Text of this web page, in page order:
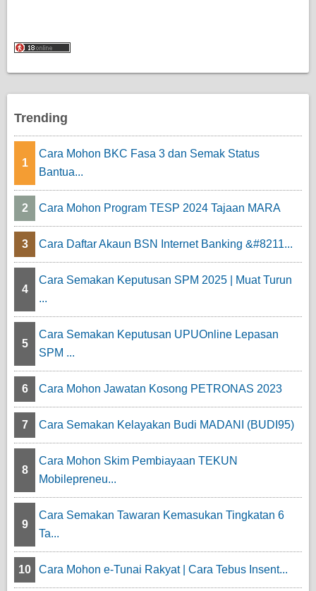
Trending
1
Cara Mohon BKC Fasa 3 dan Semak Status
Bantua...
2 Cara Mohon Program TESP 2024 Tajaan MARA
3 Cara Daftar Akaun BSN Internet Banking &#8211...
4
Cara Semakan Keputusan SPM 2025 | Muat Turun
...
5
Cara Semakan Keputusan UPUOnline Lepasan
SPM ...
6 Cara Mohon Jawatan Kosong PETRONAS 2023
7 Cara Semakan Kelayakan Budi MADANI (BUDI95)
8
Cara Mohon Skim Pembiayaan TEKUN
Mobilepreneu...
9
Cara Semakan Tawaran Kemasukan Tingkatan 6
Ta...
10 Cara Mohon e-Tunai Rakyat | Cara Tebus Insent...